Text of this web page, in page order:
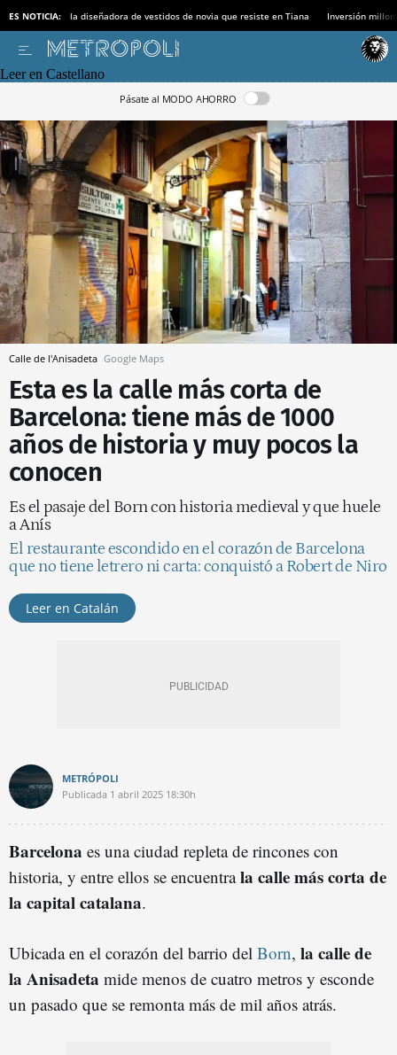
ES NOTICIA: la diseñadora de vestidos de novia que resiste en Tiana Inversión
Leer en Castellano
Pásate al MODO AHORRO
Calle de l'Anisadeta Google Maps
Esta es la calle más corta de
Barcelona: tiene más de 1000
años de historia y muy pocos la
conocen
Es el pasaje del Born con historia medieval y que huele
a Anís
El restaurante escondido en el corazón de Barcelona
que no tiene letrero ni carta: conquistó a Robert de Niro
Leer en Catalán
METRÓPOLI
Publicada 1 abril 2025 18:30h
Barcelona es una ciudad repleta de rincones con
historia, y entre ellos se encuentrala calle más corta de
la capital catalana.
Ubicada en el corazón del barrio del Born, la calle de
la Anisadeta mide menos de cuatro metros y esconde
un pasado que se remonta más de mil años atrás.